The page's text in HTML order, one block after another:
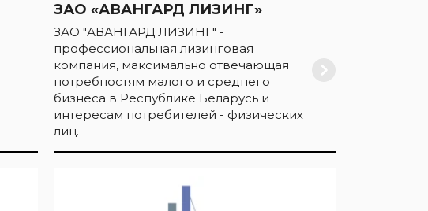
ЗАО «АВАНГАРД ЛИЗИНГ»
ЗАО "АВАНГАРД ЛИЗИНГ" -
профессиональная лизинговая
компания, максимально отвечающая
потребностям малого и среднего
бизнеса в Республике Беларусь и
интересам потребителей - физических
лиц.